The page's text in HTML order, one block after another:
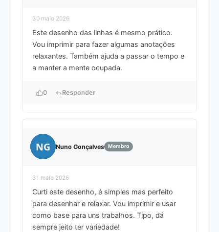
30 maio 2026
Este desenho das linhas é mesmo prático.
Vou imprimir para fazer algumas anotações
relaxantes. Também ajuda a passar o tempo e
a manter a mente ocupada.
0 Responder
NG Nuno Gonçalves Membro
31 maio 2026
Curti este desenho, é simples mas perfeito
para desenhar e relaxar. Vou imprimir e usar
como base para uns trabalhos. Tipo, dá
sempre jeito ter variedade!